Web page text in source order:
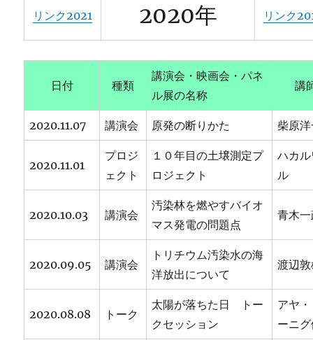
リンク2021 2020年 リンク
日付 種類
講演会・映画会・パネ
ル展の名称
講
2020.11.07 講演会 原発の断りかた 柴原
2020.11.01
プロジ
ェクト
１０年目の土壌測定プ
ロジェクト
ハカ
ル
2020.10.03 講演会
汚染林を燃やすバイオ
マス発電の問題点
青木
2020.09.05 講演会
トリチウム汚染水の海
洋放出について
渡辺
2020.08.08 トーク
太陽が落ちた日 トー
クセッション
アヤ
ーニ